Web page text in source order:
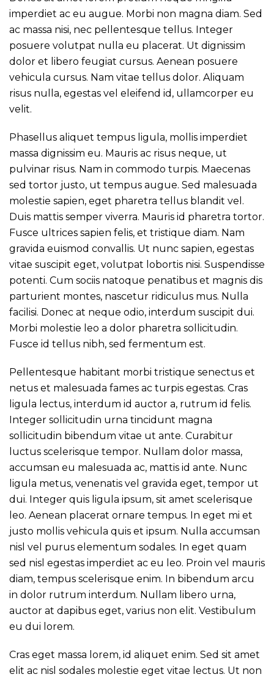
imperdiet ac eu augue. Morbi non magna diam. Sed
ac massa nisi, nec pellentesque tellus. Integer
posuere volutpat nulla eu placerat. Ut dignissim
dolor et libero feugiat cursus. Aenean posuere
vehicula cursus. Nam vitae tellus dolor. Aliquam
risus nulla, egestas vel eleifend id, ullamcorper eu
velit.
Phasellus aliquet tempus ligula, mollis imperdiet
massa dignissim eu. Mauris ac risus neque, ut
pulvinar risus. Nam in commodo turpis. Maecenas
sed tortor justo, ut tempus augue. Sed malesuada
molestie sapien, eget pharetra tellus blandit vel.
Duis mattis semper viverra. Mauris id pharetra tortor.
Fusce ultrices sapien felis, et tristique diam. Nam
gravida euismod convallis. Ut nunc sapien, egestas
vitae suscipit eget, volutpat lobortis nisi. Suspendisse
potenti. Cum sociis natoque penatibus et magnis dis
parturient montes, nascetur ridiculus mus. Nulla
facilisi. Donec at neque odio, interdum suscipit dui.
Morbi molestie leo a dolor pharetra sollicitudin.
Fusce id tellus nibh, sed fermentum est.
Pellentesque habitant morbi tristique senectus et
netus et malesuada fames ac turpis egestas. Cras
ligula lectus, interdum id auctor a, rutrum id felis.
Integer sollicitudin urna tincidunt magna
sollicitudin bibendum vitae ut ante. Curabitur
luctus scelerisque tempor. Nullam dolor massa,
accumsan eu malesuada ac, mattis id ante. Nunc
ligula metus, venenatis vel gravida eget, tempor ut
dui. Integer quis ligula ipsum, sit amet scelerisque
leo. Aenean placerat ornare tempus. In eget mi et
justo mollis vehicula quis et ipsum. Nulla accumsan
nisl vel purus elementum sodales. In eget quam
sed nisl egestas imperdiet ac eu leo. Proin vel mauris
diam, tempus scelerisque enim. In bibendum arcu
in dolor rutrum interdum. Nullam libero urna,
auctor at dapibus eget, varius non elit. Vestibulum
eu dui lorem.
Cras eget massa lorem, id aliquet enim. Sed sit amet
elit ac nisl sodales molestie eget vitae lectus. Ut non